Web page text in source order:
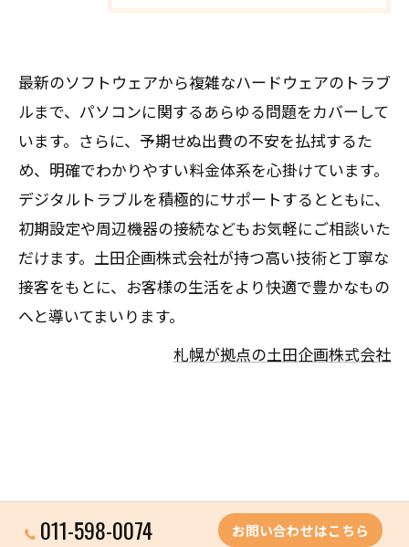
最新のソフトウェアから複雑なハードウェアのトラブ
ルまで、パソコンに関するあらゆる問題をカバーして
います。さらに、予期せぬ出費の不安を払拭するた
め、明確でわかりやすい料金体系を心掛けています。
デジタルトラブルを積極的にサポートするとともに、
初期設定や周辺機器の接続などもお気軽にご相談いた
だけます。土田企画株式会社が持つ高い技術と丁寧な
接客をもとに、お客様の生活をより快適で豊かなもの
へと導いてまいります。
札幌が拠点の土田企画株式会社
011-598-0074 お問い合わせはこちら